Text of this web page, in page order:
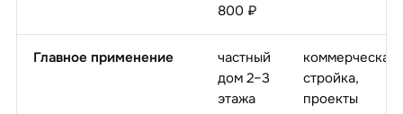
800 ₽
Главное применение
частный
дом 2–3
этажа
коммерческая
стройка,
проекты